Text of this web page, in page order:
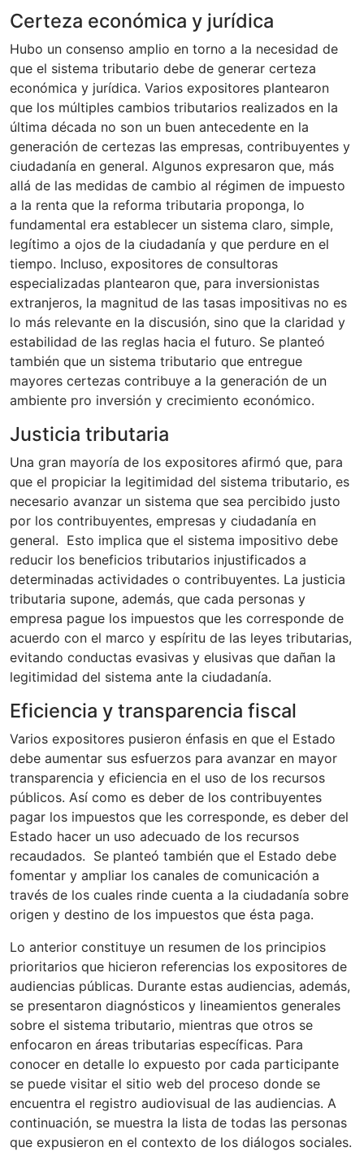
Certeza económica y jurídica
Hubo un consenso amplio en torno a la necesidad de
que el sistema tributario debe de generar certeza
económica y jurídica. Varios expositores plantearon
que los múltiples cambios tributarios realizados en la
última década no son un buen antecedente en la
generación de certezas las empresas, contribuyentes y
ciudadanía en general. Algunos expresaron que, más
allá de las medidas de cambio al régimen de impuesto
a la renta que la reforma tributaria proponga, lo
fundamental era establecer un sistema claro, simple,
legítimo a ojos de la ciudadanía y que perdure en el
tiempo. Incluso, expositores de consultoras
especializadas plantearon que, para inversionistas
extranjeros, la magnitud de las tasas impositivas no es
lo más relevante en la discusión, sino que la claridad y
estabilidad de las reglas hacia el futuro. Se planteó
también que un sistema tributario que entregue
mayores certezas contribuye a la generación de un
ambiente pro inversión y crecimiento económico.
Justicia tributaria
Una gran mayoría de los expositores afirmó que, para
que el propiciar la legitimidad del sistema tributario, es
necesario avanzar un sistema que sea percibido justo
por los contribuyentes, empresas y ciudadanía en
general. Esto implica que el sistema impositivo debe
reducir los beneficios tributarios injustificados a
determinadas actividades o contribuyentes. La justicia
tributaria supone, además, que cada personas y
empresa pague los impuestos que les corresponde de
acuerdo con el marco y espíritu de las leyes tributarias,
evitando conductas evasivas y elusivas que dañan la
legitimidad del sistema ante la ciudadanía.
Eficiencia y transparencia fiscal
Varios expositores pusieron énfasis en que el Estado
debe aumentar sus esfuerzos para avanzar en mayor
transparencia y eficiencia en el uso de los recursos
públicos. Así como es deber de los contribuyentes
pagar los impuestos que les corresponde, es deber del
Estado hacer un uso adecuado de los recursos
recaudados. Se planteó también que el Estado debe
fomentar y ampliar los canales de comunicación a
través de los cuales rinde cuenta a la ciudadanía sobre
origen y destino de los impuestos que ésta paga.
Lo anterior constituye un resumen de los principios
prioritarios que hicieron referencias los expositores de
audiencias públicas. Durante estas audiencias, además,
se presentaron diagnósticos y lineamientos generales
sobre el sistema tributario, mientras que otros se
enfocaron en áreas tributarias específicas. Para
conocer en detalle lo expuesto por cada participante
se puede visitar el sitio web del proceso donde se
encuentra el registro audiovisual de las audiencias. A
continuación, se muestra la lista de todas las personas
que expusieron en el contexto de los diálogos sociales.